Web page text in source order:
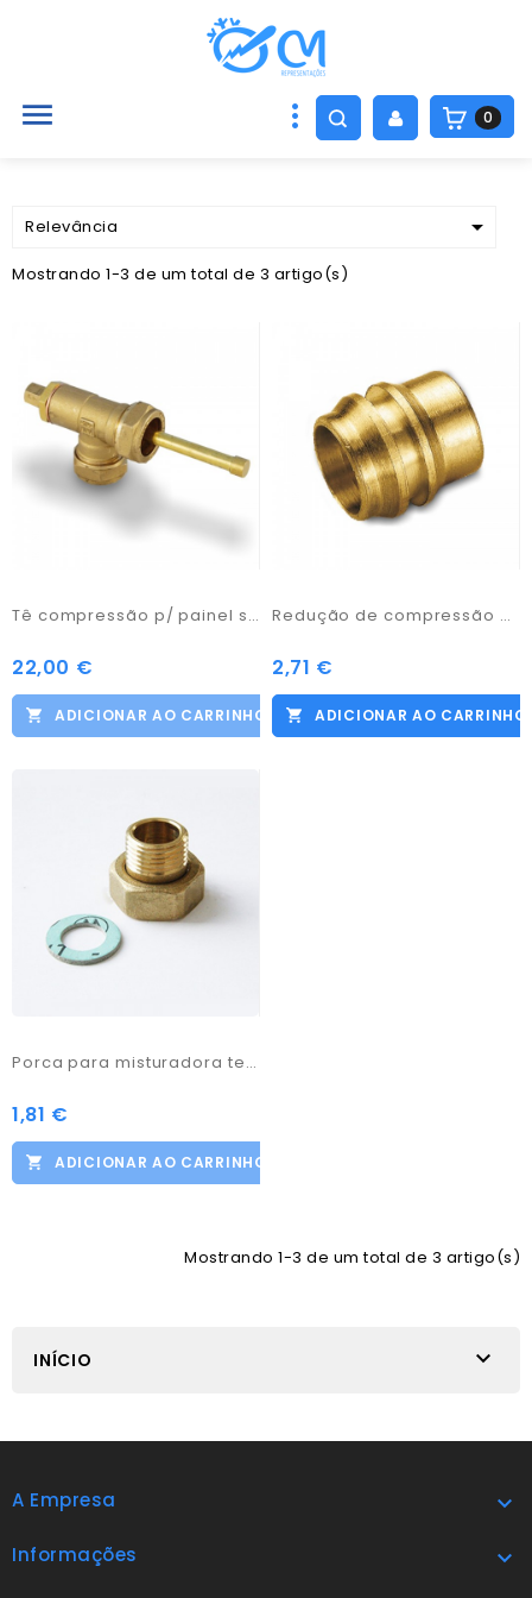
 0
Relevância 
Mostrando 1-3 de um total de 3 artigo(s)
Tê compressão p/ painel solar 22-22
22,00 €
ADICIONAR AO CARRINHO
Redução de compressão para painel solar
2,71 €
ADICIONAR AO CARRINHO
Porca para misturadora termostática M 1/2x3/4 F
1,81 €
ADICIONAR AO CARRINHO
Mostrando 1-3 de um total de 3 artigo(s)
INÍCIO 
A Empresa 
Informações 